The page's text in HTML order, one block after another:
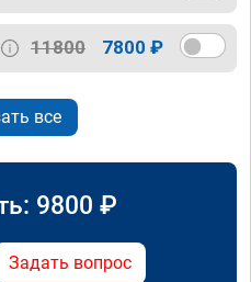
11800 7800 ₽
все
9800 ₽
Задать вопрос